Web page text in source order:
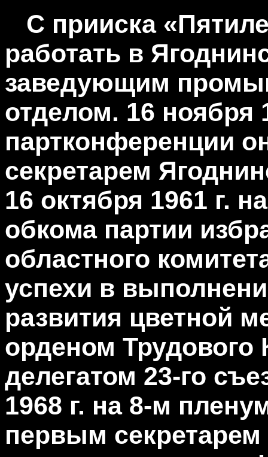
С прииска
работать в
заведующим
отделом. 16 ноября
партконференции
секретарем
16 октября 1961 г.
обкома партии
областного
успехи в
развития цветной
орденом
делегатом 23-го
1968 г. на 8-м
первым